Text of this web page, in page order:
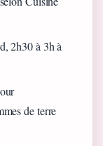
2h30 à 3h à
de terre